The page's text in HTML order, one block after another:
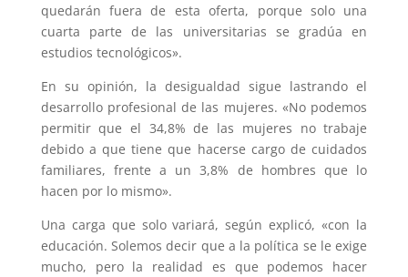
quedarán fuera de esta oferta, porque solo una
cuarta parte de las universitarias se gradúa en
estudios tecnológicos».
En su opinión, la desigualdad sigue lastrando el
desarrollo profesional de las mujeres. «No podemos
permitir que el 34,8% de las mujeres no trabaje
debido a que tiene que hacerse cargo de cuidados
familiares, frente a un 3,8% de hombres que lo
hacen por lo mismo».
Una carga que solo variará, según explicó, «con la
educación. Solemos decir que a la política se le exige
mucho, pero la realidad es que podemos hacer